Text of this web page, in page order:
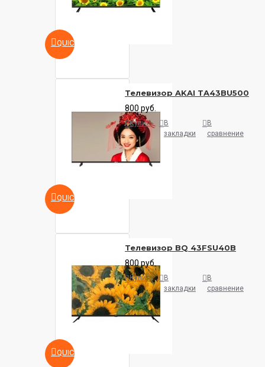
QUICKVIEW
QUICKVIEW
Телевизор AKAI TA43BU500
800 руб.
Купить
В
закладки
В
сравнение
QUICKVIEW
Телевизор BQ 43FSU40B
800 руб.
Купить
В
закладки
В
сравнение